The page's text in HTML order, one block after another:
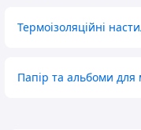
Термоізоляційні
Папір та альбоми